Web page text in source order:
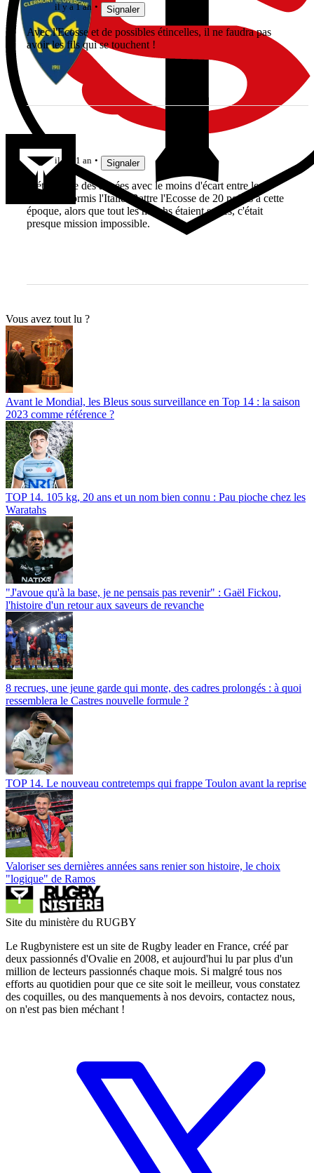
il y a 1 an Signaler
Avec l'Ecosse et de possibles étincelles, il ne faudra pas
avoir les fils qui se touchent !
il y a 1 an Signaler
C'était l'une des années avec le moins d'écart entre les
équipes, hormis l'Italie. Battre l'Ecosse de 20 points à cette
époque, alors que tout les matchs étaient serrés, c'était
presque mission impossible.
Vous avez tout lu ?
Avant le Mondial, les Bleus sous surveillance en Top 14 : la saison
2023 comme référence ?
TOP 14. 105 kg, 20 ans et un nom bien connu : Pau pioche chez les
Waratahs
"J'avoue qu'à la base, je ne pensais pas revenir" : Gaël Fickou,
l'histoire d'un retour aux saveurs de revanche
8 recrues, une jeune garde qui monte, des cadres prolongés : à quoi
ressemblera le Castres nouvelle formule ?
TOP 14. Le nouveau contretemps qui frappe Toulon avant la reprise
Valoriser ses dernières années sans renier son histoire, le choix
"logique" de Ramos
Site du ministère du RUGBY
Le Rugbynistere est un site de Rugby leader en France, créé par
deux passionnés d'Ovalie en 2008, et aujourd'hui lu par plus d'un
million de lecteurs passionnés chaque mois. Si malgré tous nos
efforts au quotidien pour que ce site soit le meilleur, vous constatez
des coquilles, ou des manquements à nos devoirs, contactez nous,
on n'est pas bien méchant !